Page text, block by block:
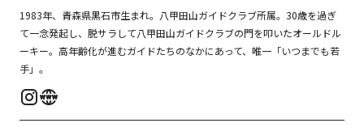
1983年、青森県黒石市生まれ。八甲田山ガイドクラブ所属。30歳を過ぎ
て一念発起し、脱サラして八甲田山ガイドクラブの門を叩いたオールドル
ーキー。高年齢化が進むガイドたちのなかにあって、唯一「いつまでも若
手」。